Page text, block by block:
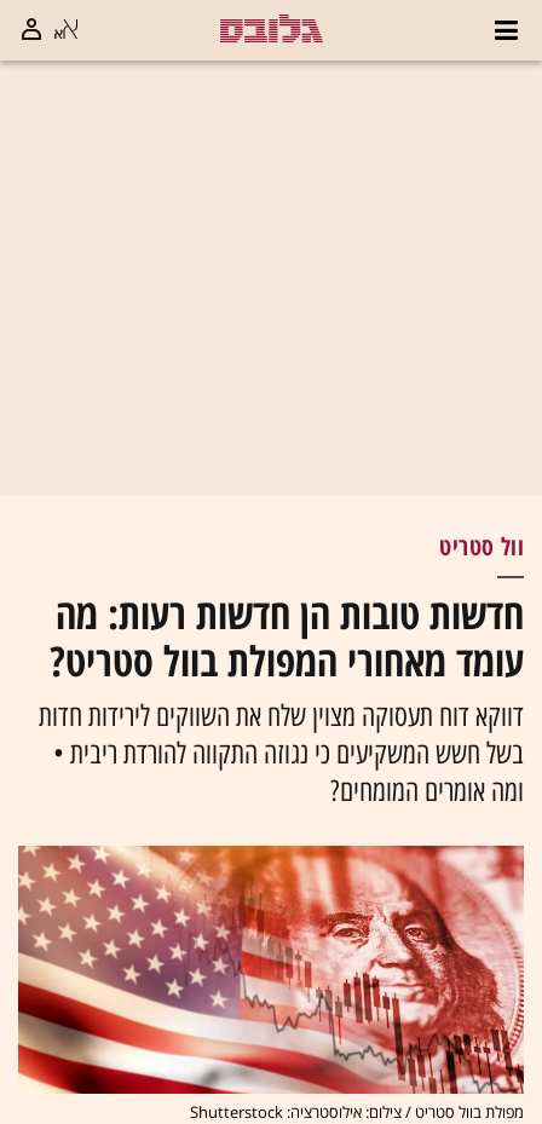
וול סטריט
חדשות טובות הן חדשות רעות: מה
עומד מאחורי המפולת בוול סטריט?
דווקא דוח תעסוקה מצוין שלח את השווקים לירידות חדות
בשל חשש המשקיעים כי נגוזה התקווה להורדת ריבית •
ומה אומרים המומחים?
מפולת בוול סטריט / צילום: אילוסטרציה: Shutterstock